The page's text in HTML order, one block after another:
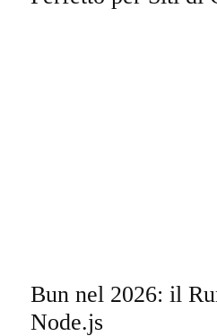
Bun nel 2026: il
Node.js